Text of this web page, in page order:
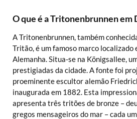
O que é a Tritonenbrunnen em
A Tritonenbrunnen, também
Tritão, é um famoso marco localizado
Alemanha. Situa-se na Königsallee,
prestigiadas da cidade. A fonte foi
proeminente escultor alemão
inaugurada em 1882. Esta
apresenta três tritões de bronze –
gregos mensageiros do mar – cada